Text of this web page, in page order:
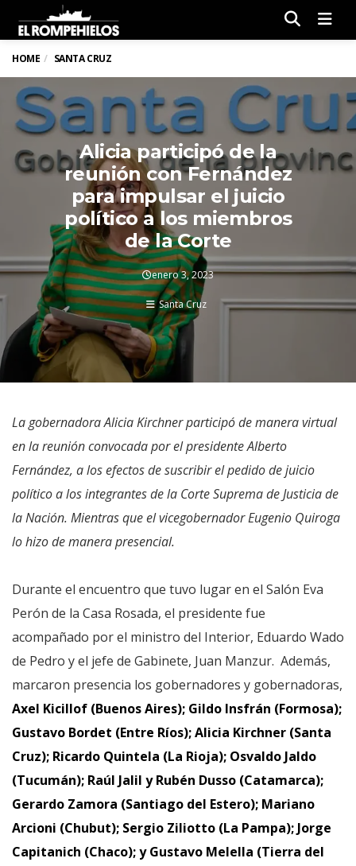
HOME SANTA CRUZ
Alicia participó de la
reunión con Fernández
para impulsar el juicio
político a los miembros
de la Corte
enero 3, 2023
Santa Cruz
La gobernadora Alicia Kirchner participó de manera virtual
en la reunión convocada por el presidente Alberto
Fernández, a los efectos de suscribir el pedido de juicio
político a los integrantes de la Corte Suprema de Justicia de
la Nación. Mientras que el vicegobernador Eugenio Quiroga
lo hizo de manera presencial.
Durante el encuentro que tuvo lugar en el Salón Eva
Perón de la Casa Rosada, el presidente fue
acompañado por el ministro del Interior, Eduardo Wado
de Pedro y el jefe de Gabinete, Juan Manzur. Además,
marcaron presencia los gobernadores y gobernadoras,
Axel Kicillof (Buenos Aires); Gildo Insfrán (Formosa);
Gustavo Bordet (Entre Ríos); Alicia Kirchner (Santa
Cruz); Ricardo Quintela (La Rioja); Osvaldo Jaldo
(Tucumán); Raúl Jalil y Rubén Dusso (Catamarca);
Gerardo Zamora (Santiago del Estero); Mariano
Arcioni (Chubut); Sergio Ziliotto (La Pampa); Jorge
Capitanich (Chaco); y Gustavo Melella (Tierra del